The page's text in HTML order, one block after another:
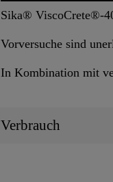
Sika® ViscoCrete®-
Vorversuche sind
In Kombination mit
Verbrauch